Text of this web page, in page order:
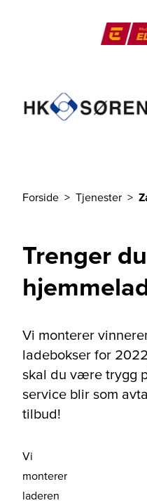
Forside Tjenester
Trenger
Vi monterer
ladebokser for
skal du være trygg
service blir som
tilbud!
Vi
monterer
laderen